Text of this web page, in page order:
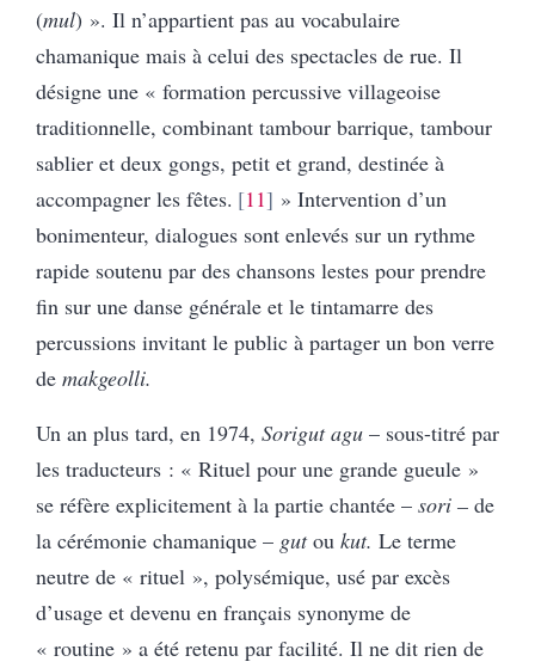
(mul) ». Il n’appartient pas au vocabulaire
chamanique mais à celui des spectacles de rue. Il
désigne une « formation percussive villageoise
traditionnelle, combinant tambour barrique, tambour
sablier et deux gongs, petit et grand, destinée à
accompagner les fêtes. 11
» Intervention d’un
bonimenteur, dialogues sont enlevés sur un rythme
rapide soutenu par des chansons lestes pour prendre
fin sur une danse générale et le tintamarre des
percussions invitant le public à partager un bon verre
de makgeolli.
Un an plus tard, en 1974, Sorigut agu – sous-titré par
les traducteurs : « Rituel pour une grande gueule »
se réfère explicitement à la partie chantée – sori – de
la cérémonie chamanique – gutou kut. Le terme
neutre de « rituel », polysémique, usé par excès
d’usage et devenu en français synonyme de
« routine » a été retenu par facilité. Il ne dit rien de